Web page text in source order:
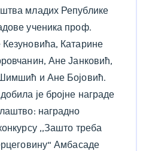
младих Републике
ученика проф.
Катарине
Ане Јанковић,
и Ане Бојовић.
је бројне награде
наградно
,,Зашто треба
Амбасаде